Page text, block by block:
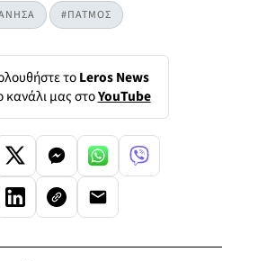
#ΠΑΤΜΟΣ
τοLeros News
κανάλι μας στοYouTube